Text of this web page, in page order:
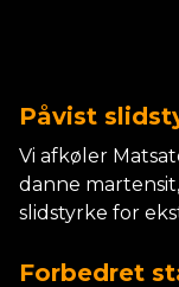
Påvist
Vi afkøler
danne
slidstyrke for
Forbedret